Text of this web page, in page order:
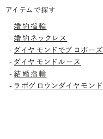
アイテムで探す
-婚約指輪
-婚約ネックレス
-ダイヤモンドでプロポーズ
-ダイヤモンドルース
-結婚指輪
- ラボグロウンダイヤモンド